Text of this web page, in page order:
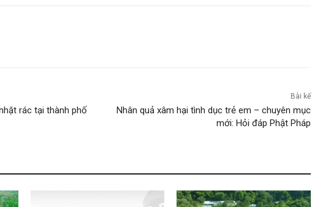
rác tại thành phố
Bài kế
Nhân quả xâm hại tình dục trẻ em – chuyên mục
mới: Hỏi đáp Phật Pháp